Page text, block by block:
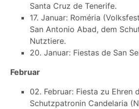
Santa Cruz de Tenerife.
17. Januar: Roméria
San Antonio Abad, dem
Nutztiere.
20. Januar: Fiestas de San
Februar
02. Februar: Fiesta zu Ehren
Schutzpatronin Candelaria